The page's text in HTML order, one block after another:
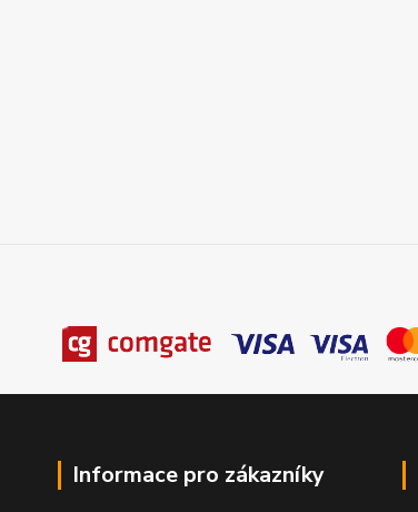
Informace pro zákazníky